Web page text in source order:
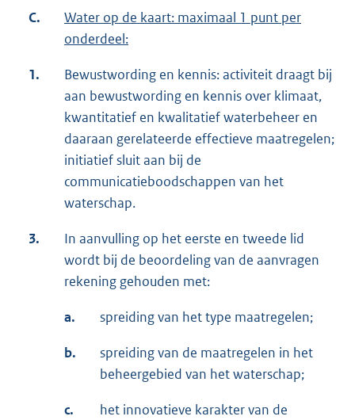
C.
Water op de kaart: maximaal 1 punt per
onderdeel:
1.
Bewustwording en kennis: activiteit draagt bij
aan bewustwording en kennis over klimaat,
kwantitatief en kwalitatief waterbeheer en
daaraan gerelateerde effectieve maatregelen;
initiatief sluit aan bij de
communicatieboodschappen van het
waterschap.
3.
In aanvulling op het eerste en tweede lid
wordt bij de beoordeling van de aanvragen
rekening gehouden met:
a. spreiding van het type maatregelen;
b.
spreiding van de maatregelen in het
beheergebied van het waterschap;
c.
het innovatieve karakter van de